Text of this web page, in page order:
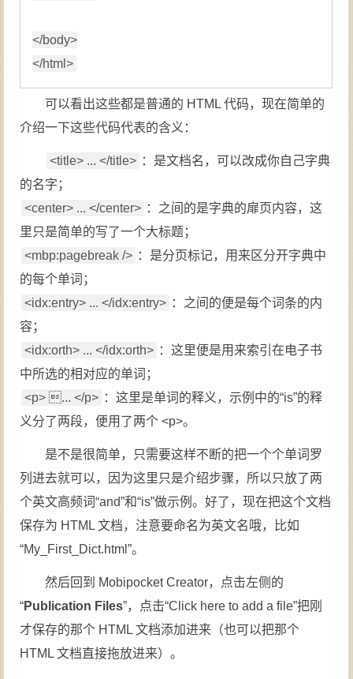
</body>
</html>
可以看出这些都是普通的 HTML 代码，现在简单的
介绍一下这些代码代表的含义：
<title> ... </title> ：是文档名，可以改成你自己字典
的名字；
<center> ... </center> ：之间的是字典的扉页内容，这
里只是简单的写了一个大标题；
<mbp:pagebreak /> ：是分页标记，用来区分开字典中
的每个单词；
<idx:entry> ... </idx:entry> ：之间的便是每个词条的内
容；
<idx:orth> ... </idx:orth> ：这里便是用来索引在电子书
中所选的相对应的单词；
<p> ... </p> ：这里是单词的释义，示例中的“is”的释
义分了两段，便用了两个 <p>。
是不是很简单，只需要这样不断的把一个个单词罗
列进去就可以，因为这里只是介绍步骤，所以只放了两
个英文高频词“and”和“is”做示例。好了，现在把这个文档
保存为 HTML 文档，注意要命名为英文名哦，比如
“My_First_Dict.html”。
然后回到 Mobipocket Creator，点击左侧的
“Publication Files”，点击“Click here to add a file”把刚
才保存的那个 HTML 文档添加进来（也可以把那个
HTML 文档直接拖放进来）。